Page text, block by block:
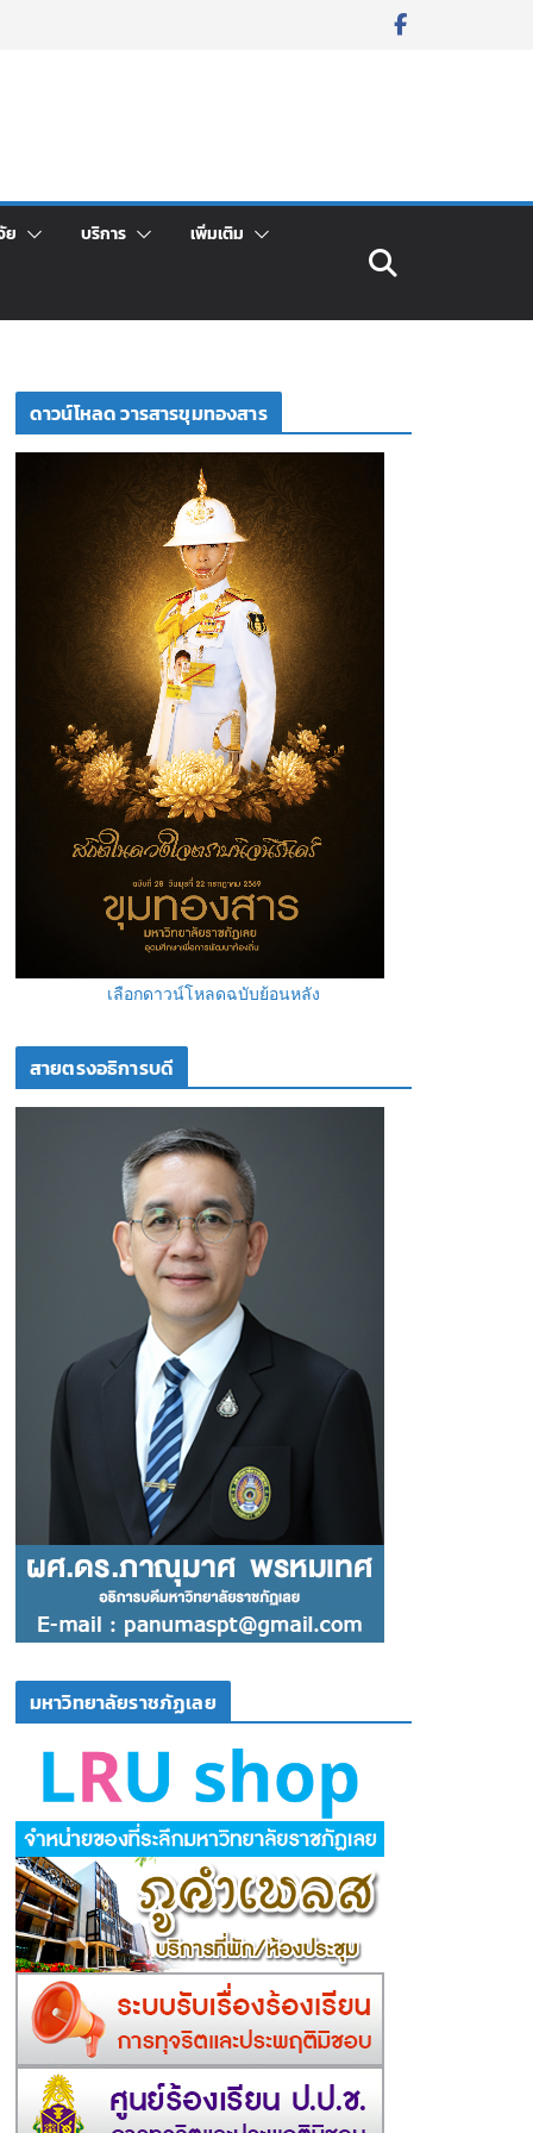
ย บริการ เพิ่มเติม
ดาวน์โหลด วารสารขุมทองสาร
เลือกดาวน์โหลดฉบับย้อนหลัง
สายตรงอธิการบดี
มหาวิทยาลัยราชภัฏเลย